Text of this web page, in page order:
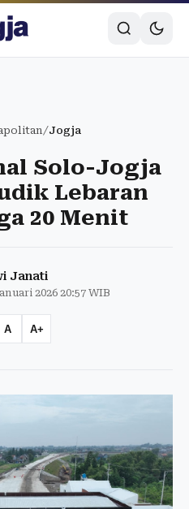
/Jogja
Solo-Jogja
Lebaran
20 Menit
Janati
2026 20:57 WIB
A A+